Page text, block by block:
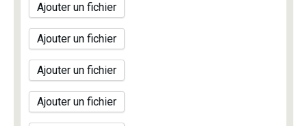
Ajouter un fichier
Ajouter un fichier
Ajouter un fichier
Ajouter un fichier